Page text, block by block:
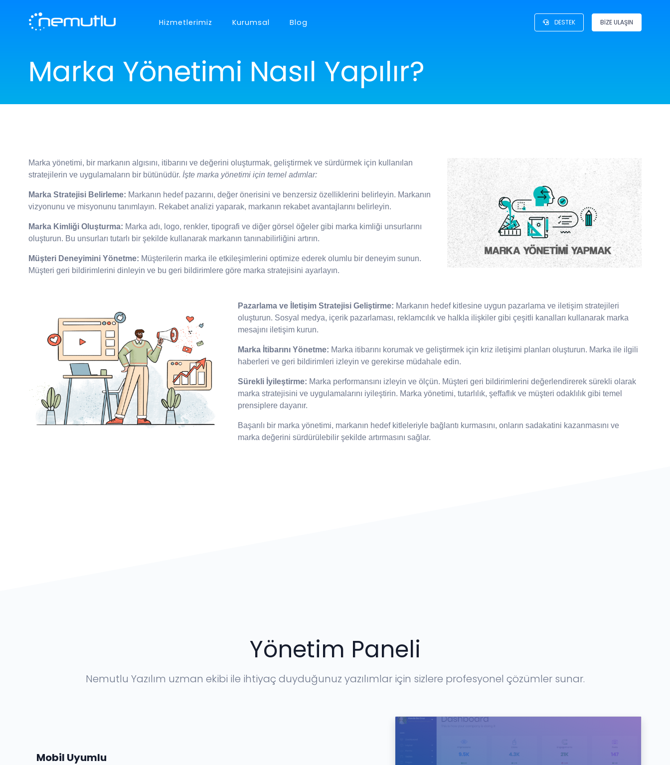
Hizmetlerimiz Kurumsal Blog DESTEK BİZE ULAŞIN
WEB TABANLI YAZILIM
Size özel yazılım çözümleri
MOBİL UYGULAMA
Andorid/IOS Uygulamalar
İLETİŞİM
info@nemutlu.net
0342 606 02 72
Marka Yönetimi Nasıl Yapılır?
Marka yönetimi, bir markanın algısını, itibarını ve değerini oluşturmak, geliştirmek ve sürdürmek için kullanılan
stratejilerin ve uygulamaların bir bütünüdür. İşte marka yönetimi için temel adımlar:
Marka Stratejisi Belirleme: Markanın hedef pazarını, değer önerisini ve benzersiz özelliklerini belirleyin. Markanın
vizyonunu ve misyonunu tanımlayın. Rekabet analizi yaparak, markanın rekabet avantajlarını belirleyin.
Marka Kimliği Oluşturma: Marka adı, logo, renkler, tipografi ve diğer görsel öğeler gibi marka kimliği unsurlarını
oluşturun. Bu unsurları tutarlı bir şekilde kullanarak markanın tanınabilirliğini artırın.
Müşteri Deneyimini Yönetme: Müşterilerin marka ile etkileşimlerini optimize ederek olumlu bir deneyim sunun.
Müşteri geri bildirimlerini dinleyin ve bu geri bildirimlere göre marka stratejisini ayarlayın.
Pazarlama ve İletişim Stratejisi Geliştirme: Markanın hedef kitlesine uygun pazarlama ve iletişim stratejileri
oluşturun. Sosyal medya, içerik pazarlaması, reklamcılık ve halkla ilişkiler gibi çeşitli kanalları kullanarak marka
mesajını iletişim kurun.
Marka İtibarını Yönetme: Marka itibarını korumak ve geliştirmek için kriz iletişimi planları oluşturun. Marka ile ilgili
haberleri ve geri bildirimleri izleyin ve gerekirse müdahale edin.
Sürekli İyileştirme: Marka performansını izleyin ve ölçün. Müşteri geri bildirimlerini değerlendirerek sürekli olarak
marka stratejisini ve uygulamalarını iyileştirin. Marka yönetimi, tutarlılık, şeffaflık ve müşteri odaklılık gibi temel
prensiplere dayanır.
Başarılı bir marka yönetimi, markanın hedef kitleleriyle bağlantı kurmasını, onların sadakatini kazanmasını ve
marka değerini sürdürülebilir şekilde artırmasını sağlar.
Yönetim Paneli
Nemutlu Yazılım uzman ekibi ile ihtiyaç duyduğunuz yazılımlar için sizlere profesyonel çözümler sunar.
Mobil Uyumlu